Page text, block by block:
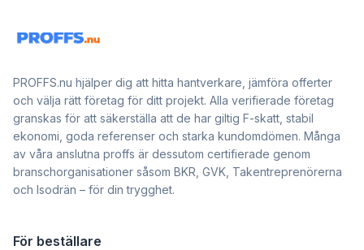
PROFFS.nu hjälper dig att hitta hantverkare, jämföra offerter
och välja rätt företag för ditt projekt. Alla verifierade företag
granskas för att säkerställa att de har giltig F-skatt, stabil
ekonomi, goda referenser och starka kundomdömen. Många
av våra anslutna proffs är dessutom certifierade genom
branschorganisationer såsom BKR, GVK, Takentreprenörerna
och Isodrän – för din trygghet.
För beställare